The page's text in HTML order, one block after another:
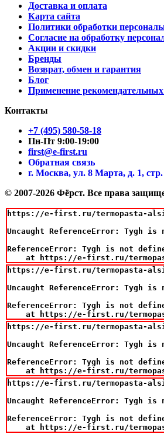
Доставка и оплата
Карта сайта
Политики обработки
Согласие на обработку
Акции и скидки
Бренды
Возврат, обмен и гарантия
Блог
Применение рекомендательных
Контакты
+7 (495) 580-58-18
Пн-Пт 9:00-19:00
first@e-first.ru
Обратная связь
г. Москва, ул. 8 Марта, д. 1, стр.
© 2007-2026 Фёрст. Все права
https://e-first.ru/termopasta-
Uncaught ReferenceError: Tygh is
ReferenceError: Tygh is not
at https://e-first.ru/
https://e-first.ru/termopasta-
Uncaught ReferenceError: Tygh is
ReferenceError: Tygh is not
at https://e-first.ru/
https://e-first.ru/termopasta-
Uncaught ReferenceError: Tygh is
ReferenceError: Tygh is not
at https://e-first.ru/
https://e-first.ru/termopasta-
Uncaught ReferenceError: Tygh is
ReferenceError: Tygh is not
at https://e-first.ru/